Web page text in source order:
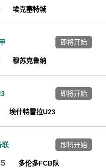
埃克塞特城
穆苏克鲁纳
即将开始
埃什特雷拉U23
即将开始
联
多伦多FCB队
即将开始